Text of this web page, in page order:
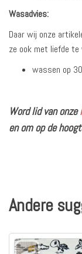
Wasadvies:
Daar wij onze
ze ook met liefde te
wassen op
Word lid van onze
en om op de
Andere